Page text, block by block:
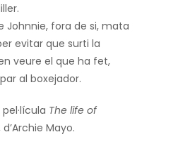
Johnnie, fora de si, mata
evitar que surti la
veure el que ha fet,
al boxejador.
The life of
d’Archie Mayo.